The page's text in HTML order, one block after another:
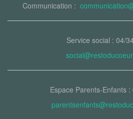
Communication :
Service social : 04/
Espace Parents-Enfants